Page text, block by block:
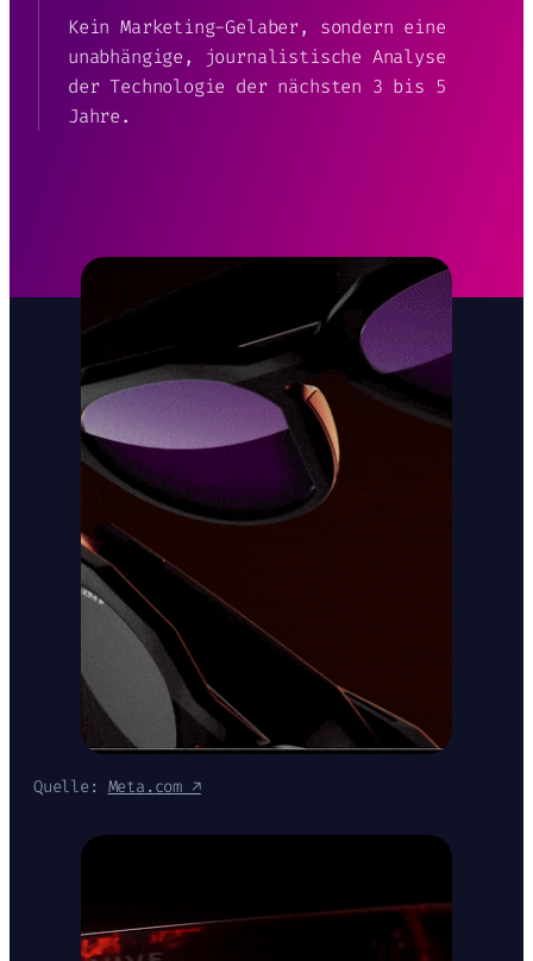
Kein Marketing-Gelaber, sondern eine
unabhängige, journalistische Analyse
der Technologie der nächsten 3 bis 5
Jahre.
Quelle: Meta.com ↗